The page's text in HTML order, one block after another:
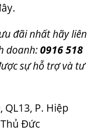
đãi nhất hãy liên
doanh:0916 518
sự hỗ trợ và tư
QL13, P. Hiệp
Đức